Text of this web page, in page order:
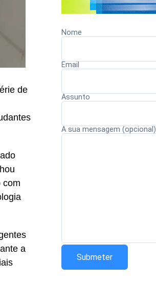
de
com
a
Nome
Email
Assunto
A sua mensagem (opcional)